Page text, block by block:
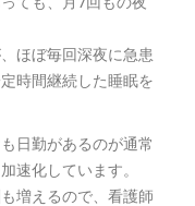
ほぼ毎回深夜に急患
時間継続した睡眠を
日勤があるのが通常
速化しています。
増えるので、看護師